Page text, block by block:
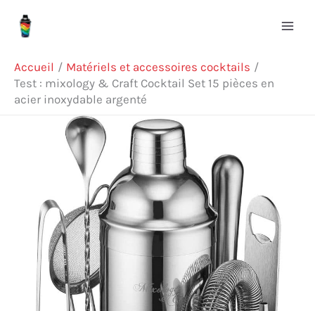
Accueil
Matériels et accessoires cocktails
Test : mixology & Craft Cocktail Set 15 pièces en
acier inoxydable argenté
Rechercher